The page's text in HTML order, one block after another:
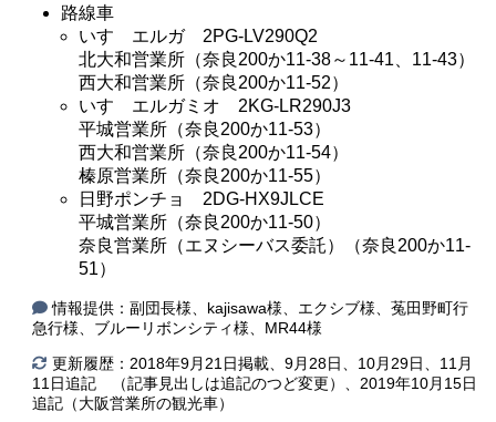
路線車
いすゞエルガ 2PG-LV290Q2
北大和営業所（奈良200か11-38～11-41、11-43）
西大和営業所（奈良200か11-52）
いすゞエルガミオ 2KG-LR290J3
平城営業所（奈良200か11-53）
西大和営業所（奈良200か11-54）
榛原営業所（奈良200か11-55）
日野ポンチョ 2DG-HX9JLCE
平城営業所（奈良200か11-50）
奈良営業所（エヌシーバス委託）（奈良200か11-
51）
情報提供：副団長様、kajisawa様、エクシブ様、菟田野町行
急行様、ブルーリボンシティ様、MR44様
更新履歴：2018年9月21日掲載、9月28日、10月29日、11月
11日追記 （記事見出しは追記のつど変更）、2019年10月15日
追記（大阪営業所の観光車）